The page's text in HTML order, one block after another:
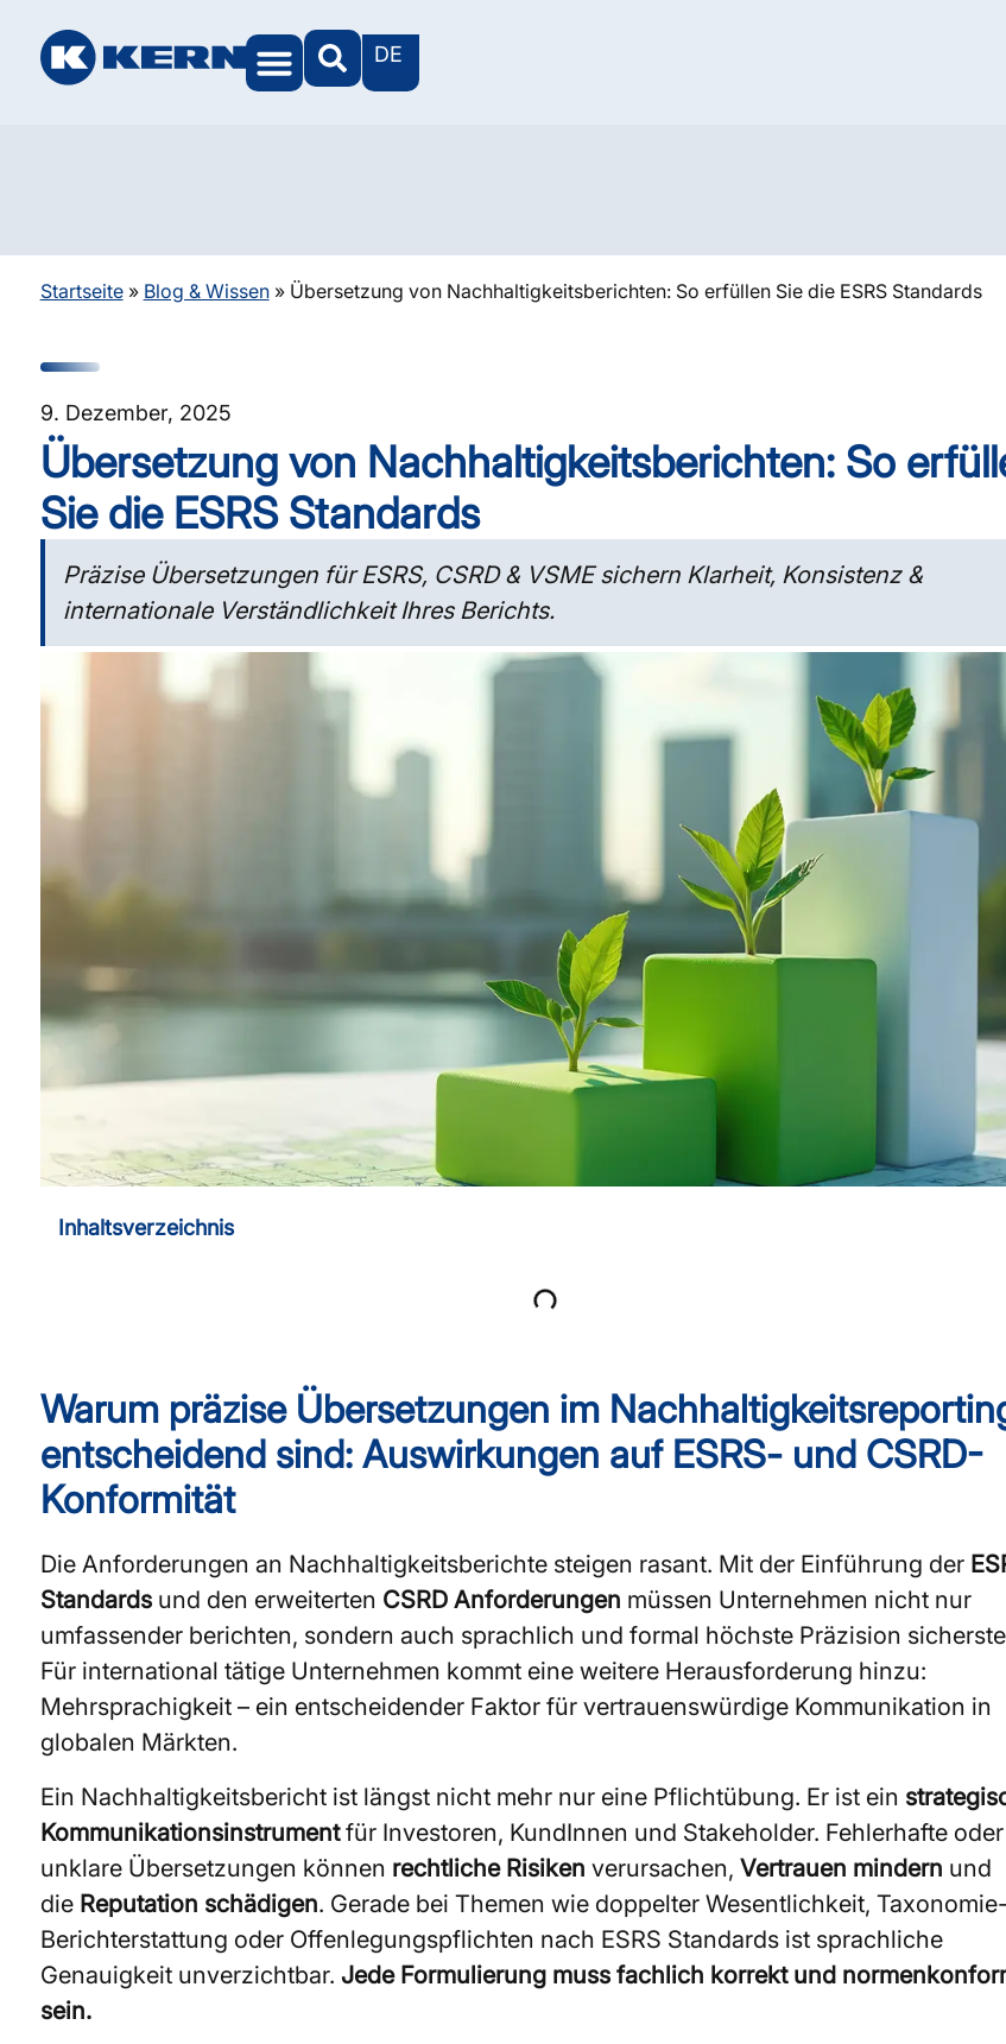
DE
Startseite» Blog & Wissen» Übersetzung von Nachhaltigkeits­berichten: So erfüllen Sie die ESRS Standards
9. Dezember, 2025
Übersetzung von Nachhaltigkeits­berichten: So
Sie die ESRS Standards
Präzise Übersetzungen für ESRS, CSRD & VSME sichern Klarheit, Konsistenz &
internationale Verständlichkeit Ihres Berichts.
Inhaltsverzeichnis
Warum präzise Übersetzungen im
entscheidend sind: Auswirkungen auf ESRS- und CSRD-
Konformität
Die Anforderungen an Nachhaltigkeitsberichte steigen rasant. Mit der Einführung der
Standardsund den erweiterten CSRD Anforderungen müssen Unternehmen nicht nur
umfassender berichten, sondern auch sprachlich und formal höchste Präzision
Für international tätige Unternehmen kommt eine weitere Herausforderung hinzu:
Mehrsprachigkeit – ein entscheidender Faktor für vertrauenswürdige Kommunikation in
globalen Märkten.
Ein Nachhaltigkeitsbericht ist längst nicht mehr nur eine Pflichtübung. Er ist ein
Kommunikationsinstrumentfür Investoren, KundInnen und Stakeholder. Fehlerhafte oder
unklare Übersetzungen können rechtliche Risiken verursachen, Vertrauen mindern und
die Reputation schädigen. Gerade bei Themen wie doppelter Wesentlichkeit, Taxonomie-
Berichterstattung oder Offenlegungspflichten nach ESRS Standards ist sprachliche
Genauigkeit unverzichtbar. Jede Formulierung muss fachlich korrekt und
sein.